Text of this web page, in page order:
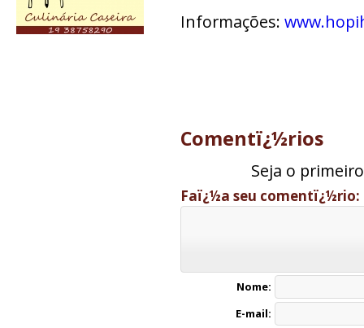
Informações:
Comentï¿½rios
Seja o
Faï¿½a seu comentï¿½rio:
Nome:
E-mail: